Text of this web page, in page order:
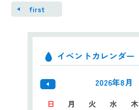
first
イベントカレンダー
2026年8月
日 月 火 水 木